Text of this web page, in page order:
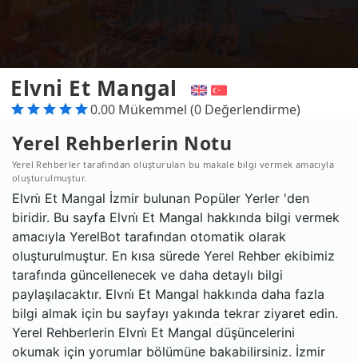
Elvni̇ Et Mangal
0.00 Mükemmel (0 Değerlendirme)
Yerel Rehberlerin Notu
Yerel Rehberler tarafından oluşturulan bu makale bilgi vermek amacıyla
oluşturulmuştur.
Elvni̇ Et Mangal İzmir bulunan Popüler Yerler 'den
biridir. Bu sayfa Elvni̇ Et Mangal hakkında bilgi vermek
amacıyla YerelBot tarafından otomatik olarak
oluşturulmuştur. En kısa sürede Yerel Rehber ekibimiz
tarafında güncellenecek ve daha detaylı bilgi
paylaşılacaktır. Elvni̇ Et Mangal hakkında daha fazla
bilgi almak için bu sayfayı yakında tekrar ziyaret edin.
Yerel Rehberlerin Elvni̇ Et Mangal düşüncelerini
okumak için yorumlar bölümüne bakabilirsiniz. İzmir